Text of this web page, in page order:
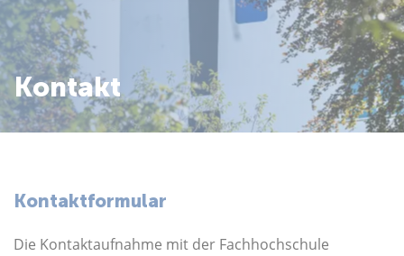
Studieninteressierte
Studienangebot
Studierende
Karriere
Kontakt
Kontaktformular
Die Kontaktaufnahme mit der Fachhochschule